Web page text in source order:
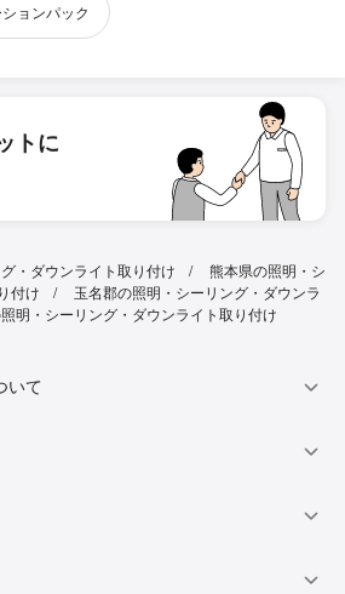
ョンパック
トに
・ダウンライト取り付け
熊本県の照明・シ
付け
玉名郡の照明・シーリング・ダウンラ
明・シーリング・ダウンライト取り付け
いて